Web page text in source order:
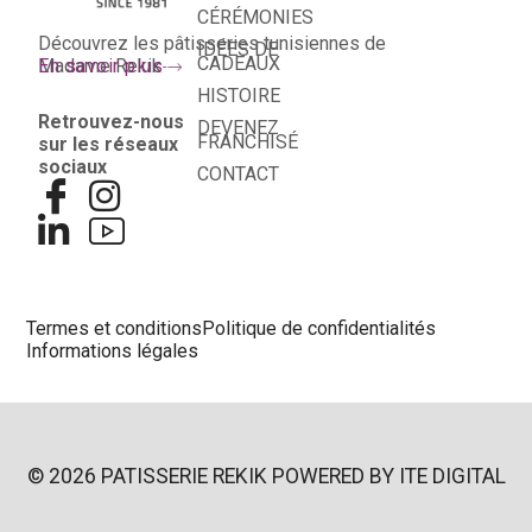
Découvrez les pâtisseries tunisiennes de
Madame Rekik
En savoir plus
Retrouvez-nous
sur les réseaux
sociaux
CÉRÉMONIES
IDÉES DE
CADEAUX
HISTOIRE
DEVENEZ
FRANCHISÉ
CONTACT
Termes et conditions Politique de confidentialités
Informations légales
© 2026 PATISSERIE REKIK POWERED BY ITE DIGITAL